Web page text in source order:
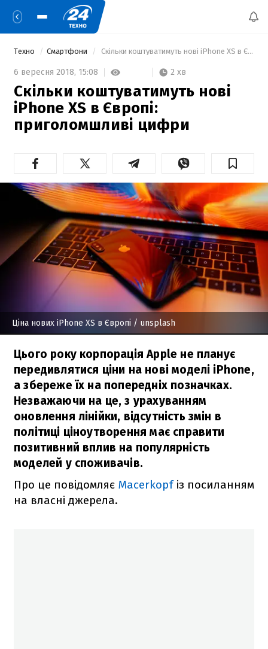
Техно Смартфони Скільки коштуватимуть нові iPhone XS в Європі: приголомшливі цифри
6 вересня 2018, 15:08 2 хв
Скільки коштуватимуть нові
iPhone XS в Європі:
приголомшливі цифри
Ціна нових iPhone XS в Європі / unsplash
Цього року корпорація Apple не планує
передивлятися ціни на нові моделі iPhone,
а збереже їх на попередніх позначках.
Незважаючи на це, з урахуванням
оновлення лінійки, відсутність змін в
політиці ціноутворення має справити
позитивний вплив на популярність
моделей у споживачів.
Про це повідомляє Macerkopf із посиланням
на власні джерела.